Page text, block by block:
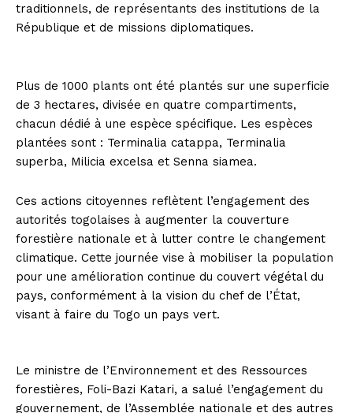
traditionnels, de représentants des institutions de la
République et de missions diplomatiques.
Plus de 1000 plants ont été plantés sur une superficie
de 3 hectares, divisée en quatre compartiments,
chacun dédié à une espèce spécifique. Les espèces
plantées sont : Terminalia catappa, Terminalia
superba, Milicia excelsa et Senna siamea.
Ces actions citoyennes reflètent l’engagement des
autorités togolaises à augmenter la couverture
forestière nationale et à lutter contre le changement
climatique. Cette journée vise à mobiliser la population
pour une amélioration continue du couvert végétal du
pays, conformément à la vision du chef de l’État,
visant à faire du Togo un pays vert.
Le ministre de l’Environnement et des Ressources
forestières, Foli-Bazi Katari, a salué l’engagement du
gouvernement, de l’Assemblée nationale et des autres